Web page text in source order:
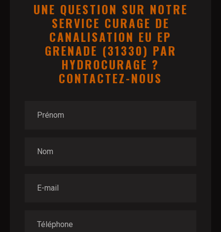
UNE QUESTION SUR NOTRE
SERVICE CURAGE DE
CANALISATION EU EP
GRENADE (31330) PAR
HYDROCURAGE ?
CONTACTEZ-NOUS
Prénom
Nom
E-mail
Téléphone